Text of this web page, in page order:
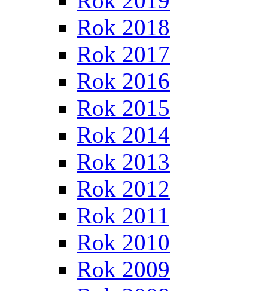
Rok 2018
Rok 2017
Rok 2016
Rok 2015
Rok 2014
Rok 2013
Rok 2012
Rok 2011
Rok 2010
Rok 2009